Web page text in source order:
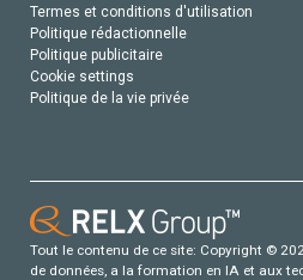
Termes et conditions d'utilisation
Politique rédactionnelle
Politique publicitaire
Cookie settings
Politique de la vie privée
Tout le contenu de ce site: Copyright ©
de données, a la formation en IA et aux